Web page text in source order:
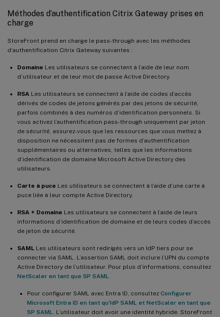
Méthodes d’authentification Citrix Gateway prises en
charge
StoreFront prend en charge le pass-through avec les méthodes
d’authentification Citrix Gateway suivantes :
Domaine Les utilisateurs se connectent à l’aide de leur nom
d’utilisateur et de leur mot de passe Active Directory.
RSA Les utilisateurs se connectent à l’aide de codes d’accès
dérivés de codes de jetons générés par des jetons de sécurité,
parfois combinés à des numéros d’identification personnels. Si
vous activez l’authentification pass-through uniquement par jeton
de sécurité, assurez-vous que les ressources que vous mettez à
disposition ne nécessitent pas de formes d’authentification
supplémentaires ou alternatives, telles que les informations
d’identification de domaine Microsoft Active Directory des
utilisateurs.
Carte à puce Les utilisateurs se connectent à l’aide d’une carte à
puce liée à leur compte Active Directory.
RSA + Domaine Les utilisateurs se connectent à l’aide de leurs
informations d’identification de domaine et de leurs codes d’accès
de jeton de sécurité.
SAML Les utilisateurs sont redirigés vers un IdP tiers pour se
connecter via SAML. L’assertion SAML doit inclure l’UPN du compte
Active Directory de l’utilisateur. Pour plus d’informations, consultez
NetScaler en tant que SP SAML
Pour configurer SAML avec Entra ID, consultez Configurer
Microsoft Entra ID en tant qu’IdP SAML et NetScaler en tant que
SP SAML . L’utilisateur doit avoir une identité hybride. StoreFront